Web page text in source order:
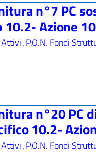
n°7 PC
Azione
, P.O.N. Fondi
n°20 PC
10.2-
, P.O.N. Fondi